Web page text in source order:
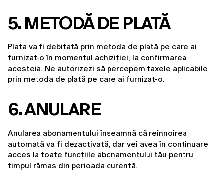
5. METODĂ DE PLATĂ
Plata va fi debitată prin metoda de plată pe care ai
furnizat-o în momentul achiziției, la confirmarea
acesteia. Ne autorizezi să percepem taxele aplicabile
prin metoda de plată pe care ai furnizat-o.
6. ANULARE
Anularea abonamentului înseamnă că reînnoirea
automată va fi dezactivată, dar vei avea în continuare
acces la toate funcțiile abonamentului tău pentru
timpul rămas din perioada curentă.